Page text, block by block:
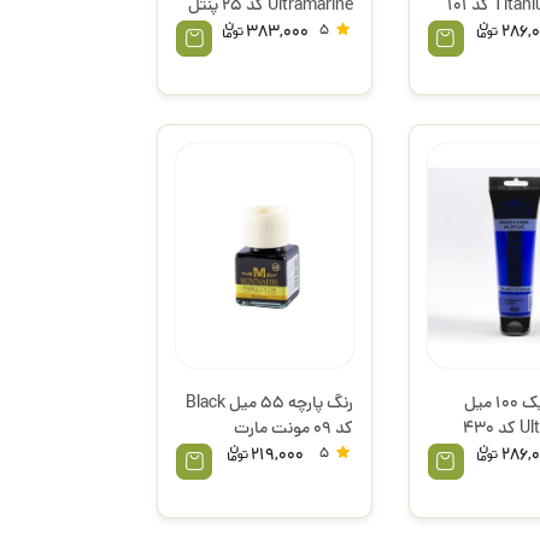
Titanium White کد 101
Ultramarine کد 25 پنتل
383,000
رنگ اکریلیک 100 میل
Ultramarine کد 430
رنگ پارچه 55 میل Black
کد 09 مونت مارت
219,000